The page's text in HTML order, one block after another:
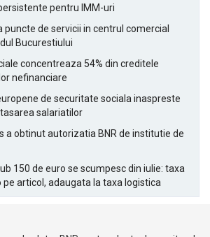
pentru IMM-uri
puncte de servicii in centrul comercial
Bucurestiului
concentreaza 54% din creditele
nefinanciare
de securitate sociala inaspreste
salariatilor
a obtinut autorizatia BNR de institutie de
150 de euro se scumpesc din iulie: taxa
articol, adaugata la taxa logistica